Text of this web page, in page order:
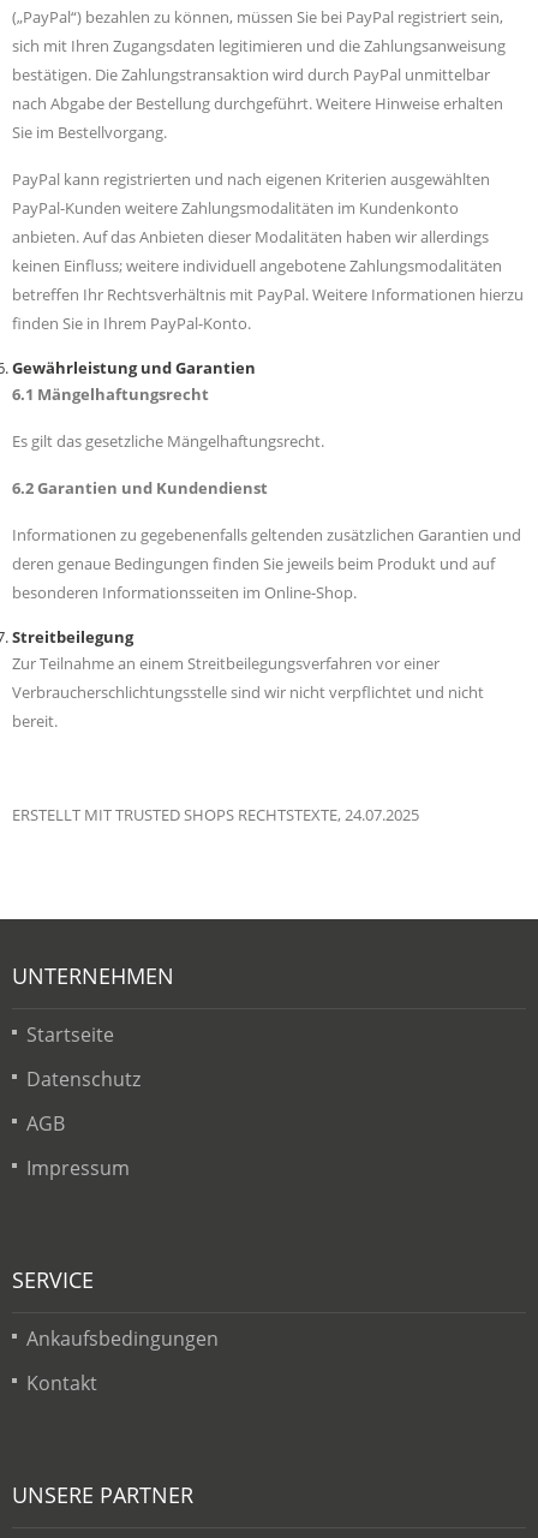
(„PayPal“) bezahlen zu können, müssen Sie bei PayPal registriert sein,
sich mit Ihren Zugangsdaten legitimieren und die Zahlungsanweisung
bestätigen. Die Zahlungstransaktion wird durch PayPal unmittelbar
nach Abgabe der Bestellung durchgeführt. Weitere Hinweise erhalten
Sie im Bestellvorgang.
PayPal kann registrierten und nach eigenen Kriterien ausgewählten
PayPal-Kunden weitere Zahlungsmodalitäten im Kundenkonto
anbieten. Auf das Anbieten dieser Modalitäten haben wir allerdings
keinen Einfluss; weitere individuell angebotene Zahlungsmodalitäten
betreffen Ihr Rechtsverhältnis mit PayPal. Weitere Informationen hierzu
finden Sie in Ihrem PayPal-Konto.
Gewährleistung und Garantien
6.1 Mängelhaftungsrecht
Es gilt das gesetzliche Mängelhaftungsrecht.
6.2 Garantien und Kundendienst
Informationen zu gegebenenfalls geltenden zusätzlichen Garantien und
deren genaue Bedingungen finden Sie jeweils beim Produkt und auf
besonderen Informationsseiten im Online-Shop.
Streitbeilegung
Zur Teilnahme an einem Streitbeilegungsverfahren vor einer
Verbraucherschlichtungsstelle sind wir nicht verpflichtet und nicht
bereit.
ERSTELLT MIT TRUSTED SHOPS RECHTSTEXTE, 24.07.2025
UNTERNEHMEN
Startseite
Datenschutz
AGB
Impressum
SERVICE
Ankaufsbedingungen
Kontakt
UNSERE PARTNER